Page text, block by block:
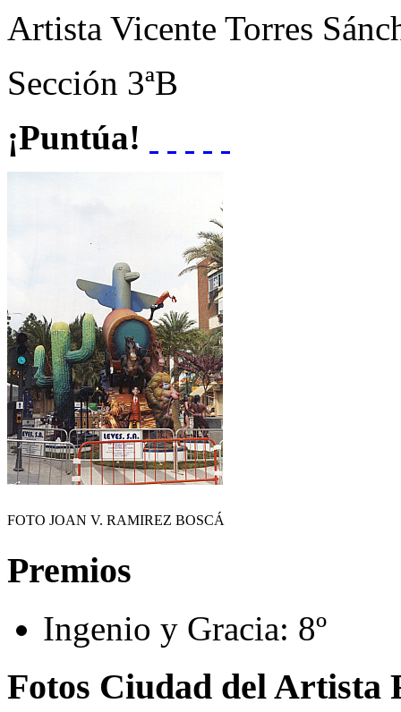
Artista Vicente Torres
Sección 3ªB
¡Puntúa!
FOTO JOAN V. RAMIREZ BOSCÁ
Premios
Ingenio y Gracia: 8º
Fotos Ciudad del Artista